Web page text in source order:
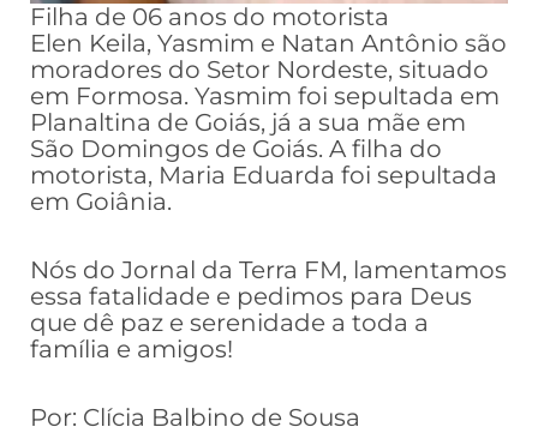
Filha de 06 anos do motorista
Elen Keila, Yasmim e Natan Antônio são
moradores do Setor Nordeste, situado
em Formosa. Yasmim foi sepultada em
Planaltina de Goiás, já a sua mãe em
São Domingos de Goiás. A filha do
motorista, Maria Eduarda foi sepultada
em Goiânia.
Nós do Jornal da Terra FM, lamentamos
essa fatalidade e pedimos para Deus
que dê paz e serenidade a toda a
família e amigos!
Por: Clícia Balbino de Sousa